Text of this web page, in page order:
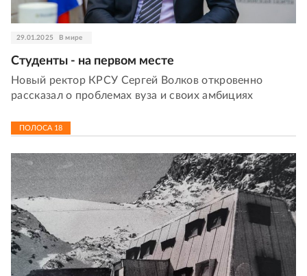
29.01.2025 В мире
Студенты - на первом месте
Новый ректор КРСУ Сергей Волков откровенно
рассказал о проблемах вуза и своих амбициях
ПОЛОСА 18